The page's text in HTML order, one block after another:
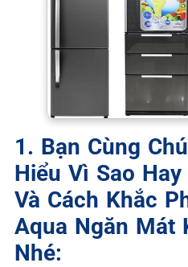
1. Bạn Cùng
Hiểu Vì Sao
Và Cách Khắc
Aqua Ngăn Mát
Nhé: